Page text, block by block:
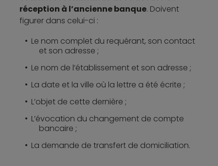
réception à l’ancienne banque. Doivent
figurer dans celui-ci :
Le nom complet du requérant, son contact
et son adresse ;
Le nom de l’établissement et son adresse ;
La date et la ville où la lettre a été écrite ;
L’objet de cette dernière ;
L’évocation du changement de compte
bancaire ;
La demande de transfert de domiciliation.